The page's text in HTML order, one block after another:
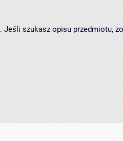
. Jeśli szukasz opisu przedmiotu,